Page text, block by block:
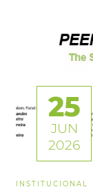
25
JUN
2026
INSTITUCIONAL